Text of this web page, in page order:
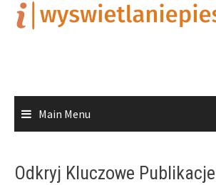
Skip
Main Menu
Odkryj Kluczowe Publikacje